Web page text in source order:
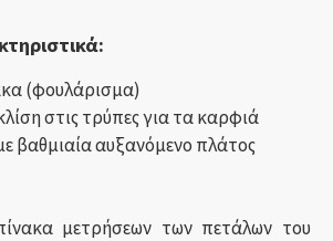
(φουλάρισμα)
στις τρύπες για τα καρφιά
βαθμιαία αυξανόμενο πλάτος
μετρήσεων των πετάλων του